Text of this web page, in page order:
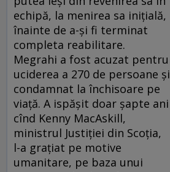
echipă, la menirea sa iniţială,
înainte de a-şi fi terminat
completa reabilitare.
Megrahi a fost acuzat pentru
uciderea a 270 de persoane şi
condamnat la închisoare pe
viaţă. A ispăşit doar şapte ani
cînd Kenny MacAskill,
ministrul Justiţiei din Scoţia,
l-a graţiat pe motive
umanitare, pe baza unui